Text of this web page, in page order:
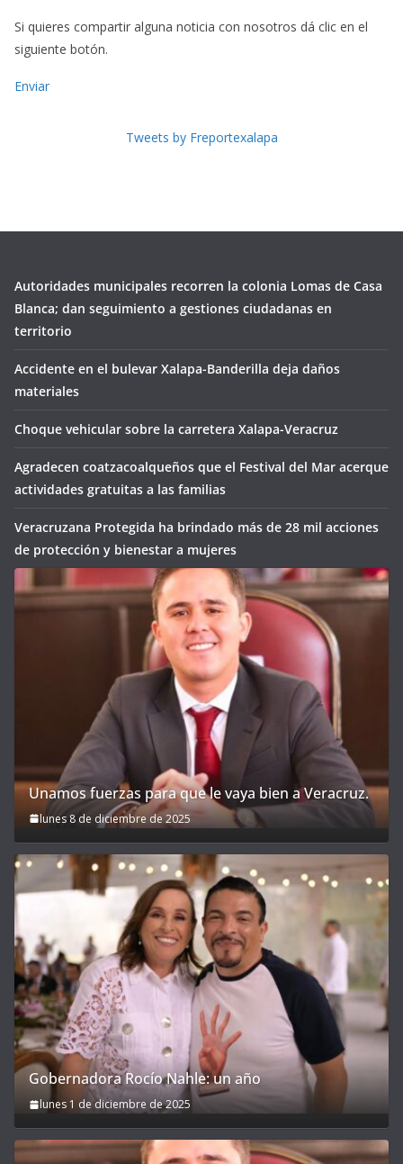
Si quieres compartir alguna noticia con nosotros dá clic en el
siguiente botón.
Enviar
Tweets by Freportexalapa
Autoridades municipales recorren la colonia Lomas de Casa
Blanca; dan seguimiento a gestiones ciudadanas en
territorio
Accidente en el bulevar Xalapa-Banderilla deja daños
materiales
Choque vehicular sobre la carretera Xalapa-Veracruz
Agradecen coatzacoalqueños que el Festival del Mar acerque
actividades gratuitas a las familias
Veracruzana Protegida ha brindado más de 28 mil acciones
de protección y bienestar a mujeres
Unamos fuerzas para que le vaya bien a Veracruz.
lunes 8 de diciembre de 2025
Gobernadora Rocío Nahle: un año
lunes 1 de diciembre de 2025